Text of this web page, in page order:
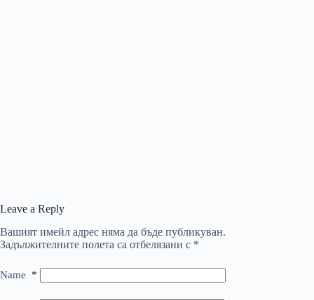
Leave a Reply
Вашият имейл адрес няма да бъде публикуван.
Задължителните полета са отбелязани с *
Name *